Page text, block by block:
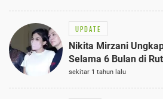
UPDATE
Nikita Mirzani
Selama 6 Bulan di
Terungkap!
sekitar 1 tahun lalu